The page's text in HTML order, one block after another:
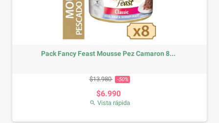
Pack Fancy Feast Mousse Carne 8 unidades
Precio base
$13.980 -50%
$6.990
Vista rápida